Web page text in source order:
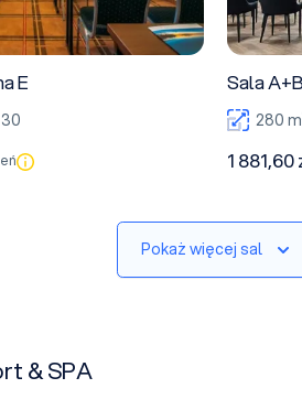
E
30
Sala
280 m
1
Pokaż więcej sal
& SPA